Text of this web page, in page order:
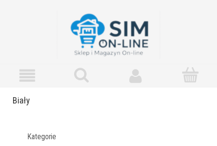
Biały
Kategorie